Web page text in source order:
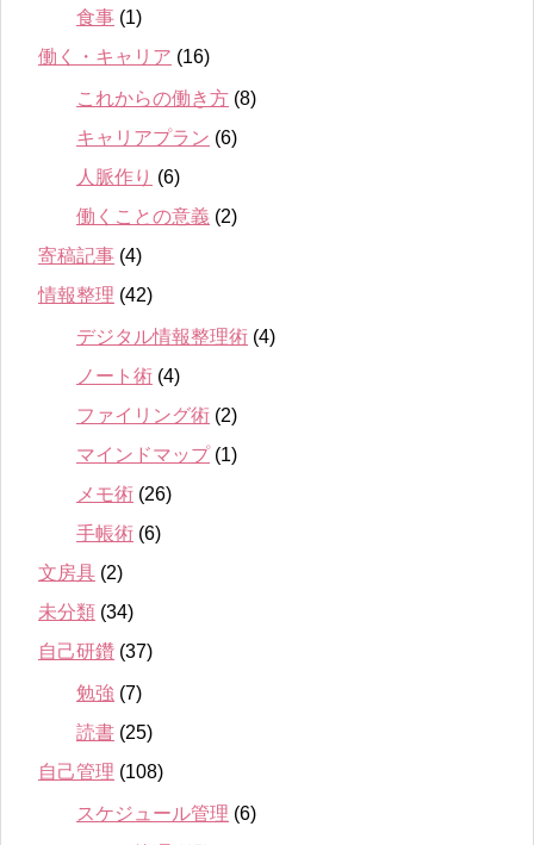
食事 (1)
働く・キャリア (16)
これからの働き方 (8)
キャリアプラン (6)
人脈作り (6)
働くことの意義 (2)
寄稿記事 (4)
情報整理 (42)
デジタル情報整理術 (4)
ノート術 (4)
ファイリング術 (2)
マインドマップ(1)
メモ術 (26)
手帳術 (6)
文房具 (2)
未分類 (34)
自己研鑽 (37)
勉強 (7)
読書 (25)
自己管理 (108)
スケジュール管理 (6)